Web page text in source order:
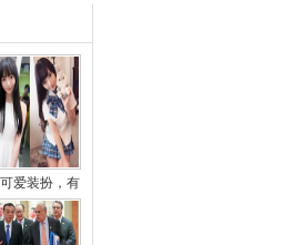
爱装扮，有
的美感